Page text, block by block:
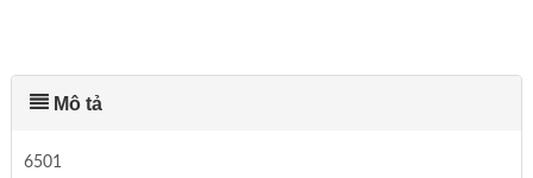
Mô tả
6501